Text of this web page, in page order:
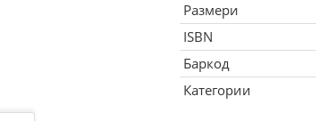
Размери
ISBN
Баркод
Категории